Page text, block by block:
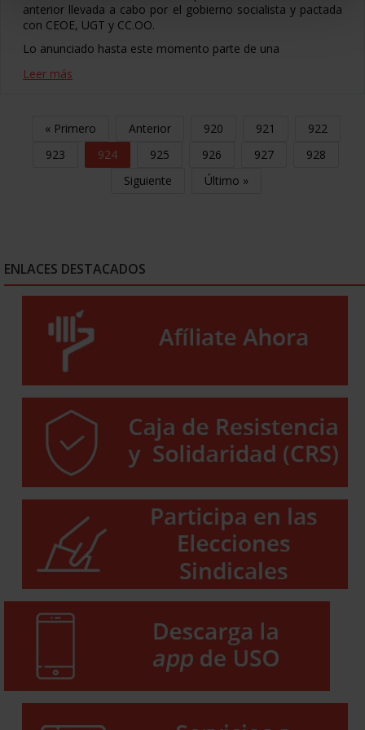
anterior llevada a cabo por el gobierno socialista y pactada
con CEOE, UGT y CC.OO.
Lo anunciado hasta este momento parte de una
Leer más
« Primero Anterior 920 921
922
923
924 925 926 927
928
Siguiente
Último »
ENLACES DESTACADOS